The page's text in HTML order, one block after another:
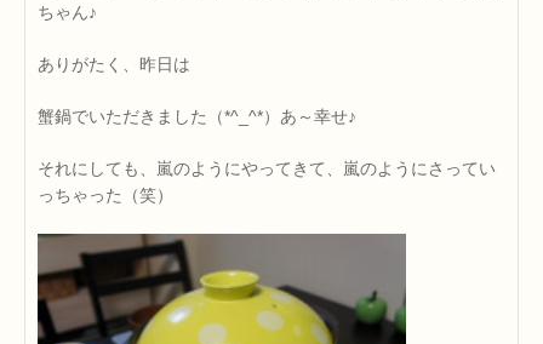
ちゃん♪
ありがたく、昨日は
蟹鍋でいただきました（*^_^*）あ～幸せ♪
それにしても、嵐のようにやってきて、嵐のようにさってい
っちゃった（笑）